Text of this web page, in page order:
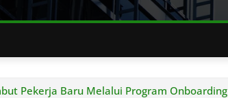
Pekerja Baru Melalui Program Onboarding